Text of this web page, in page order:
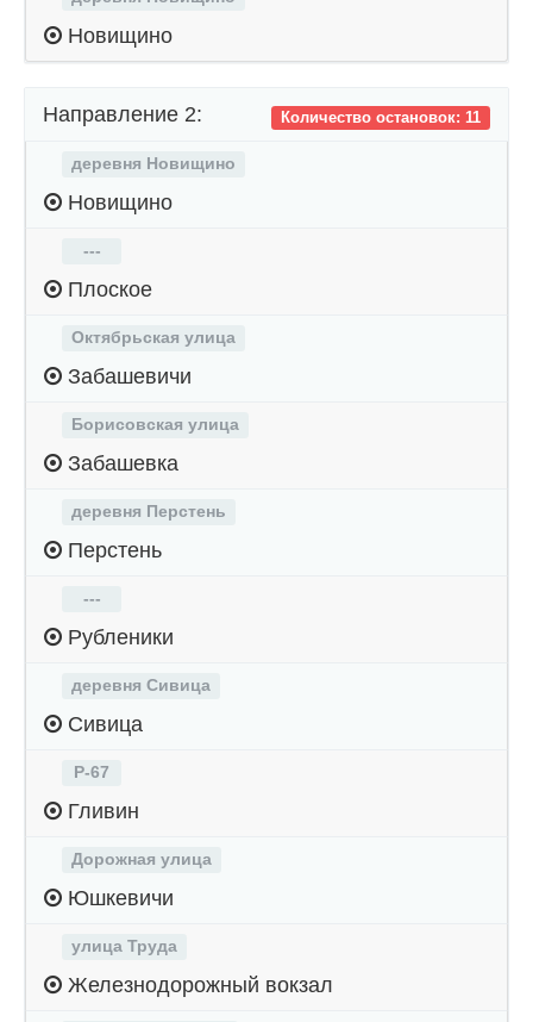
Новищино
Количество остановок: 11
Направление 2:
деревня Новищино
Новищино
---
Плоское
Октябрьская улица
Забашевичи
Борисовская улица
Забашевка
деревня Перстень
Перстень
---
Рубленики
деревня Сивица
Сивица
Р-67
Гливин
Дорожная улица
Юшкевичи
улица Труда
Железнодорожный вокзал